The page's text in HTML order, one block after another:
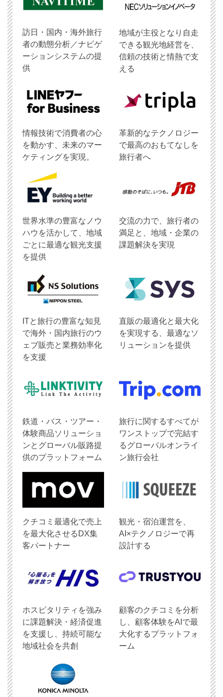
訪日・国内・海外旅行
者の動態分析／ナビゲ
ーションシステムの提
供
地域が主役となり自走
できる観光地経営を、
信頼の技術と情熱で支
える
情報技術で消費者の心
を動かす、未来のマー
ケティングを実現。
革新的なテクノロジー
で最高のおもてなしを
旅行者へ
世界水準の豊富なノウ
ハウを活かして、地域
ごとに最適な観光支援
を提供
交流の力で、旅行者の
満足と、地域・企業の
課題解決を実現
ITと旅行の豊富な知見
で海外・国内旅行のウ
ェブ販売と業務効率化
を支援
直販の最適化と最大化
を実現する、最適なソ
リューションを提供
鉄道・バス・ツアー・
体験商品ソリューショ
ンとグローバル販路提
供のプラットフォーム
旅行に関するすべてが
ワンストップで完結す
るグローバルオンライ
ン旅行会社
クチコミ最適化で売上
を最大化させるDX集
客パートナー
観光・宿泊運営を、
AI×テクノロジーで再
設計する
ホスピタリティを強み
に課題解決・経済促進
を支援し、持続可能な
地域社会を共創
顧客のクチコミを分析
し、顧客体験をAIで最
大化するプラットフォ
ーム